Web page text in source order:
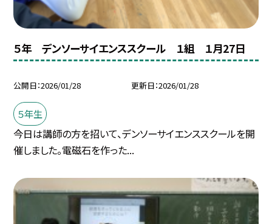
５年 デンソーサイエンススクール １組 １月27日
公開日 2026/01/28 更新日 2026/01/28
５年生
今日は講師の方を招いて、デンソーサイエンススクールを開
催しました。電磁石を作った...